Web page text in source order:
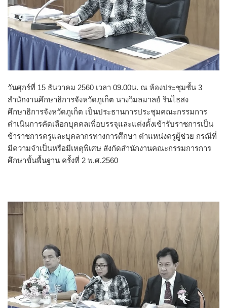
วันศุกร์ที่ 15 ธันวาคม 2560 เวลา 09.00น. ณ ห้องประชุมชั้น 3
สำนักงานศึกษาธิการจังหวัดภูเก็ต นางวิมลมาลย์ รินไธสง
ศึกษาธิการจังหวัดภูเก็ต เป็นประธานการประชุมคณะกรรมการ
ดำเนินการคัดเลือกบุคคลเพื่อบรรจุและแต่งตั้งเข้ารับราชการเป็น
ข้าราชการครูและบุคลากรทางการศึกษา ตำแหน่งครูผู้ช่วย กรณีที่
มีความจำเป็นหรือมีเหตุพิเศษ สังกัดสำนักงานคณะกรรมการการ
ศึกษาขั้นพื้นฐาน ครั้งที่ 2 พ.ศ.2560